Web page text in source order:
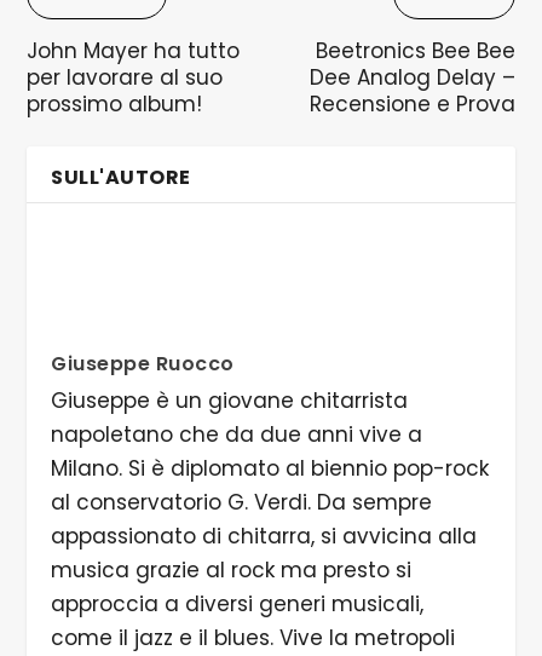
John Mayer ha tutto
per lavorare al suo
prossimo album!
Beetronics Bee Bee
Dee Analog Delay –
Recensione e Prova
SULL'AUTORE
Giuseppe Ruocco
Giuseppe è un giovane chitarrista
napoletano che da due anni vive a
Milano. Si è diplomato al biennio pop-rock
al conservatorio G. Verdi. Da sempre
appassionato di chitarra, si avvicina alla
musica grazie al rock ma presto si
approccia a diversi generi musicali,
come il jazz e il blues. Vive la metropoli